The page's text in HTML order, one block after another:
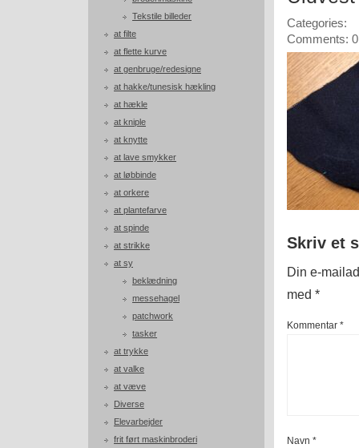
Tekstile billeder
at filte
at flette kurve
at genbruge/redesigne
at hakke/tunesisk hækling
at hækle
at kniple
at knytte
at lave smykker
at løbbinde
at orkere
at plantefarve
at spinde
at strikke
at sy
beklædning
messehagel
patchwork
tasker
at trykke
at valke
at væve
Diverse
Elevarbejder
frit ført maskinbroderi
Categories:
Comments: 0
Skriv et
Din e-
med *
Kommentar *
Navn *